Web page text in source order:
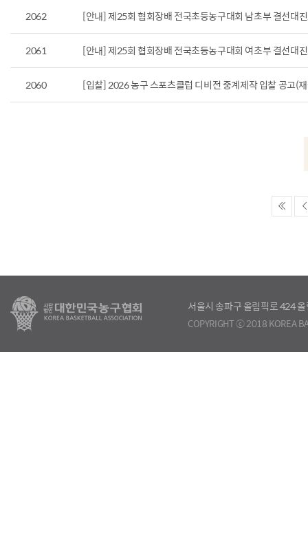
2062 [안내] 제25회 협회장배 전국초등농구대회 남초부 결선대
2061 [안내] 제25회 협회장배 전국초등농구대회 여초부 결선대
2060 [입찰] 2026 농구 스포츠클럽 디비전 중계제작 입찰 공고(
서울시 송파구 올림픽로 424
COPYRIGHT ⓒ 2018 KOREA